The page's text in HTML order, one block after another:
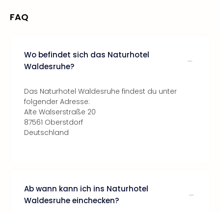
FAQ
Wo befindet sich das Naturhotel
Waldesruhe?
Das Naturhotel Waldesruhe findest du unter
folgender Adresse:
Alte Walserstraße 20
87561 Oberstdorf
Deutschland
Ab wann kann ich ins Naturhotel
Waldesruhe einchecken?